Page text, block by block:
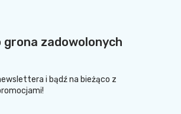
grona zadowolonych
i bądź na bieżąco z